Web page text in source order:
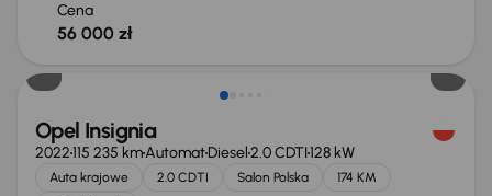
Cena
56 000 zł
Taniej o 1 000 zł
Opel Insignia
2022115 235 kmAutomatDiesel2.0 CDTI128 kW
Auta krajowe 2.0 CDTI Salon Polska
174 KM